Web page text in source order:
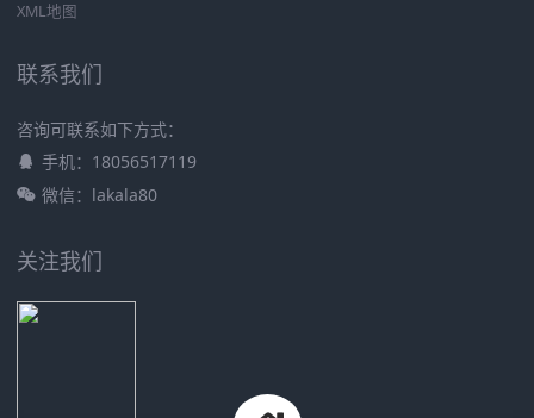
XML地图
联系我们
咨询可联系如下方式：
手机：18056517119
微信：lakala80
关注我们